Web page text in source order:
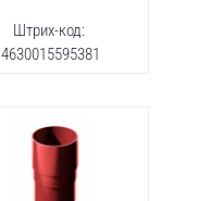
Штрих-код:
4630015595381